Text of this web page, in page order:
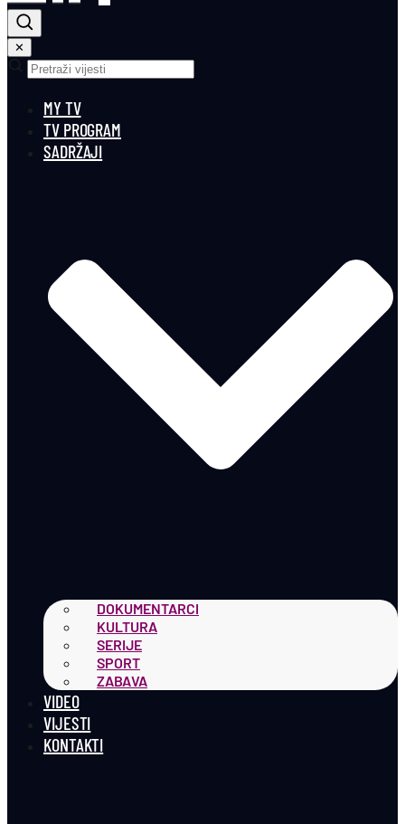
✕
MY TV
TV PROGRAM
SADRŽAJI
DOKUMENTARCI
KULTURA
SERIJE
SPORT
ZABAVA
VIDEO
VIJESTI
KONTAKTI